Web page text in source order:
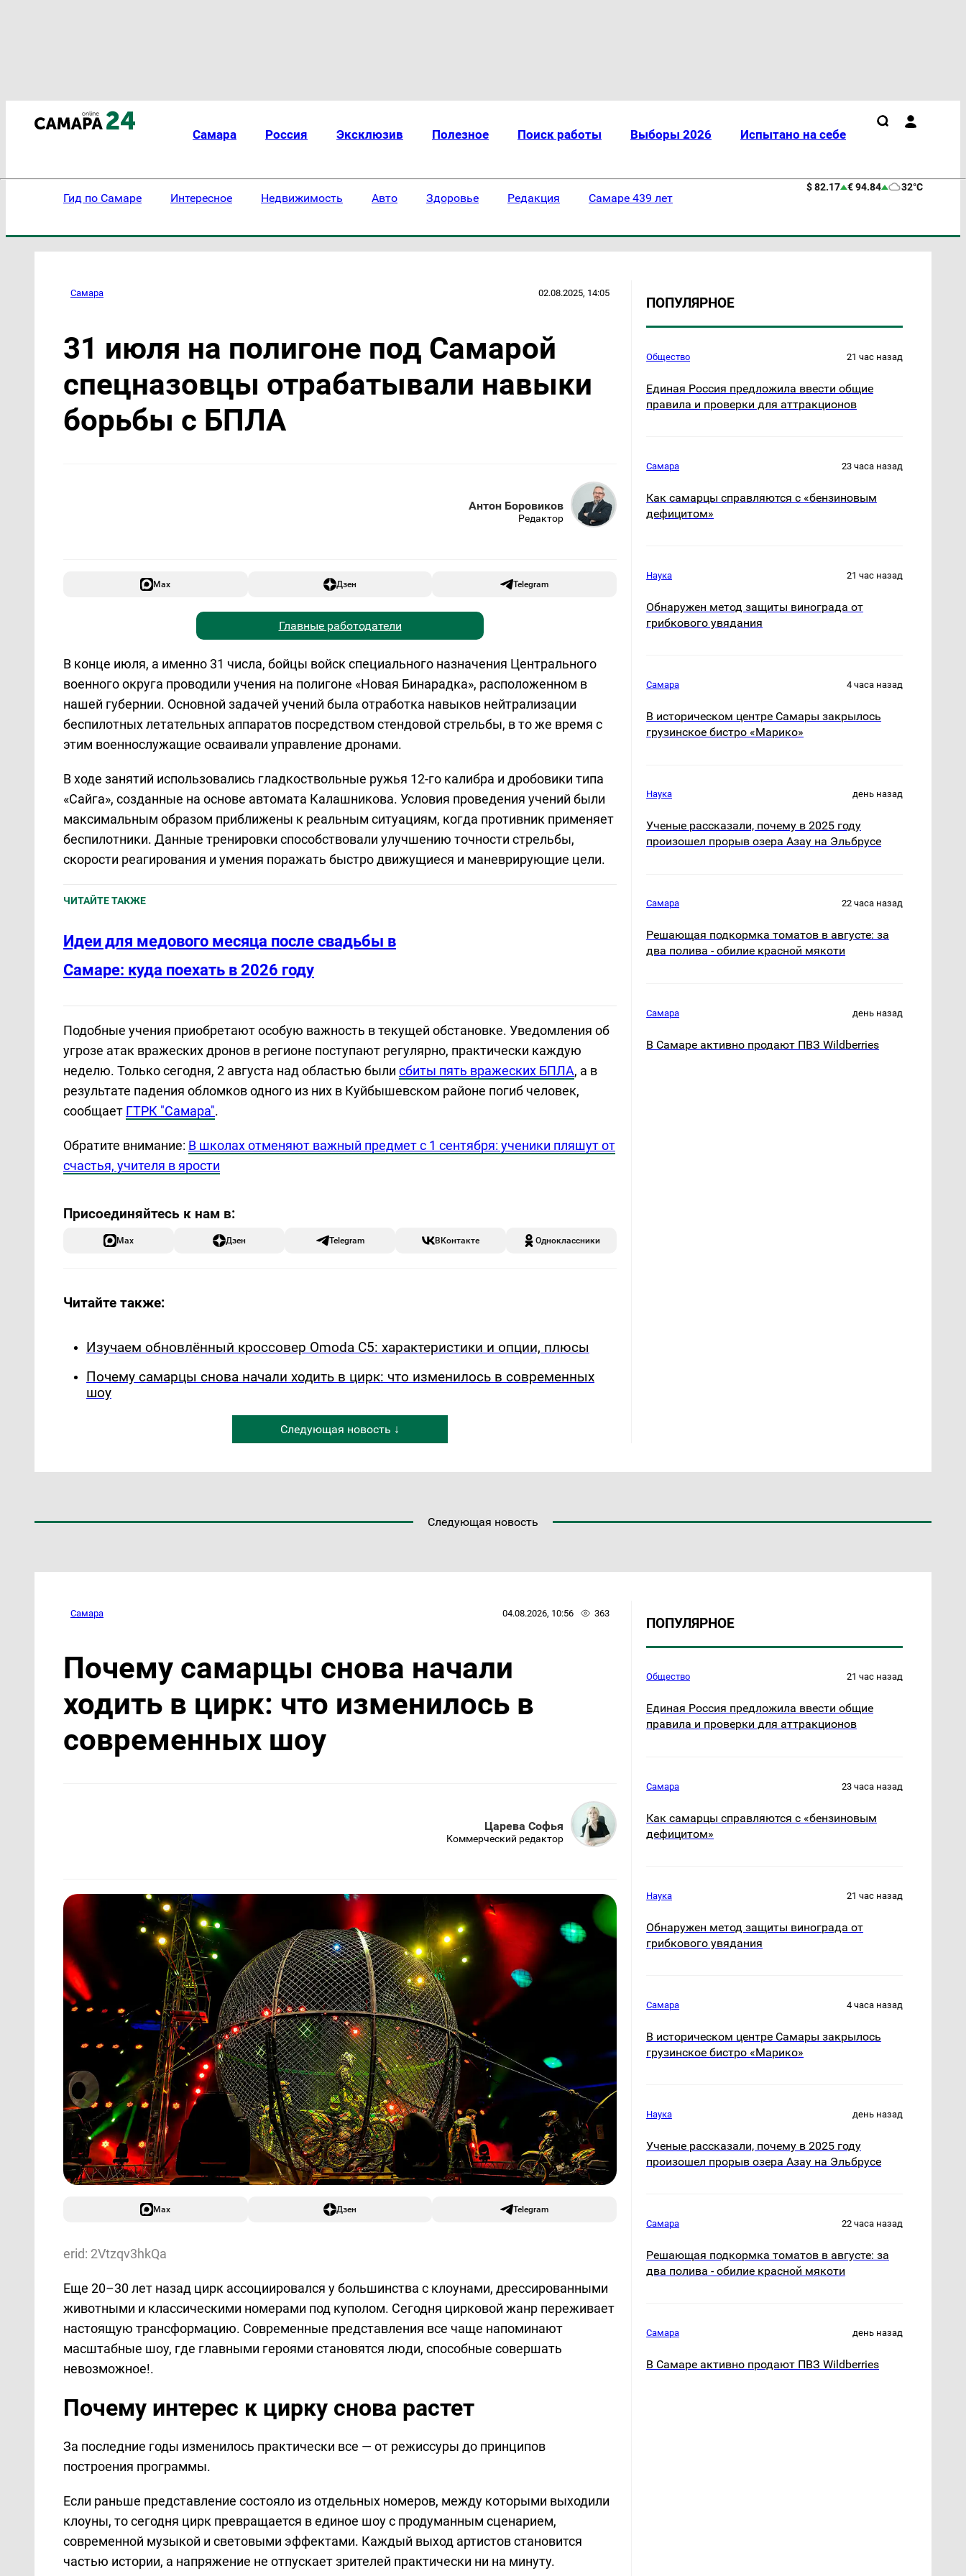
Самара Россия Эксклюзив Полезное Поиск работы Выборы 2026 Испытано на себе
Гид по Самаре Интересное Недвижимость Авто Здоровье Редакция Самаре 439 лет
$ 82.17 € 94.84 32°C
Самара 02.08.2025, 14:05
31 июля на полигоне под Самарой
спецназовцы отрабатывали навыки
борьбы с БПЛА
Антон Боровиков
Редактор
Max Дзен Telegram
Главные работодатели
В конце июля, а именно 31 числа, бойцы войск специального назначения Центрального
военного округа проводили учения на полигоне «Новая Бинарадка», расположенном в
нашей губернии. Основной задачей учений была отработка навыков нейтрализации
беспилотных летательных аппаратов посредством стендовой стрельбы, в то же время с
этим военнослужащие осваивали управление дронами.
В ходе занятий использовались гладкоствольные ружья 12-го калибра и дробовики типа
«Сайга», созданные на основе автомата Калашникова. Условия проведения учений были
максимальным образом приближены к реальным ситуациям, когда противник применяет
беспилотники. Данные тренировки способствовали улучшению точности стрельбы,
скорости реагирования и умения поражать быстро движущиеся и маневрирующие цели.
ЧИТАЙТЕ ТАКЖЕ
Идеи для медового месяца после свадьбы в
Самаре: куда поехать в 2026 году
Подобные учения приобретают особую важность в текущей обстановке. Уведомления об
угрозе атак вражеских дронов в регионе поступают регулярно, практически каждую
неделю. Только сегодня, 2 августа над областью были сбиты пять вражеских БПЛА, а в
результате падения обломков одного из них в Куйбышевском районе погиб человек,
сообщает ГТРК "Самара".
Обратите внимание: В школах отменяют важный предмет с 1 сентября: ученики пляшут от
счастья, учителя в ярости
Max Дзен Telegram ВКонтакте Одноклассники
Читайте также:
Изучаем обновлённый кроссовер Omoda C5: характеристики и опции, плюсы
Почему самарцы снова начали ходить в цирк: что изменилось в современных
шоу
Следующая новость ↓
ПОПУЛЯРНОЕ
Общество 21 час назад
Единая Россия предложила ввести общие
правила и проверки для аттракционов
Самара 23 часа назад
Как самарцы справляются с «бензиновым
дефицитом»
Наука 21 час назад
Обнаружен метод защиты винограда от
грибкового увядания
Самара 4 часа назад
В историческом центре Самары закрылось
грузинское бистро «Марико»
Наука день назад
Ученые рассказали, почему в 2025 году
произошел прорыв озера Азау на Эльбрусе
Самара 22 часа назад
Решающая подкормка томатов в августе: за
два полива - обилие красной мякоти
Самара день назад
В Самаре активно продают ПВЗ Wildberries
Следующая новость
Самара 04.08.2026, 10:56 363
Почему самарцы снова начали
ходить в цирк: что изменилось в
современных шоу
Царева Софья
Коммерческий редактор
Max Дзен Telegram
erid: 2Vtzqv3hkQa
Еще 20–30 лет назад цирк ассоциировался у большинства с клоунами, дрессированными
животными и классическими номерами под куполом. Сегодня цирковой жанр переживает
настоящую трансформацию. Современные представления все чаще напоминают
масштабные шоу, где главными героями становятся люди, способные совершать
невозможное!.
Почему интерес к цирку снова растет
За последние годы изменилось практически все — от режиссуры до принципов
построения программы.
Если раньше представление состояло из отдельных номеров, между которыми выходили
клоуны, то сегодня цирк превращается в единое шоу с продуманным сценарием,
современной музыкой и световыми эффектами. Каждый выход артистов становится
частью истории, а напряжение не отпускает зрителей практически ни на минуту.
ПОПУЛЯРНОЕ
Общество 21 час назад
Единая Россия предложила ввести общие
правила и проверки для аттракционов
Самара 23 часа назад
Как самарцы справляются с «бензиновым
дефицитом»
Наука 21 час назад
Обнаружен метод защиты винограда от
грибкового увядания
Самара 4 часа назад
В историческом центре Самары закрылось
грузинское бистро «Марико»
Наука день назад
Ученые рассказали, почему в 2025 году
произошел прорыв озера Азау на Эльбрусе
Самара 22 часа назад
Решающая подкормка томатов в августе: за
два полива - обилие красной мякоти
Самара день назад
В Самаре активно продают ПВЗ Wildberries